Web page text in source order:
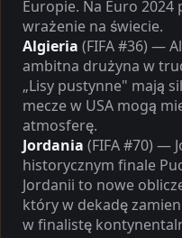
Europie. Na Euro
wrażenie na świecie.
Algieria (FIFA #36) —
ambitna drużyna w
„Lisy pustynne" mają
mecze w USA mogą
atmosferę.
Jordania (FIFA #70) —
historycznym finale
Jordanii to nowe
który w dekadę
w finalistę